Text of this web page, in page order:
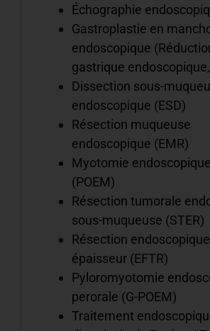
Échographie
Gastroplastie en
endoscopique
gastrique
Dissection sous-
endoscopique (ESD)
Résection muqueuse
endoscopique (EMR)
Myotomie
(POEM)
Résection tumorale
sous-muqueuse (STER)
Résection
épaisseur (EFTR)
Pyloromyotomie
perorale (G-POEM)
Traitement